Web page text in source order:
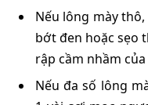
Nếu lông mày
bớt đen hoặc sẹo
rập cầm nhầm
Nếu đa số lông